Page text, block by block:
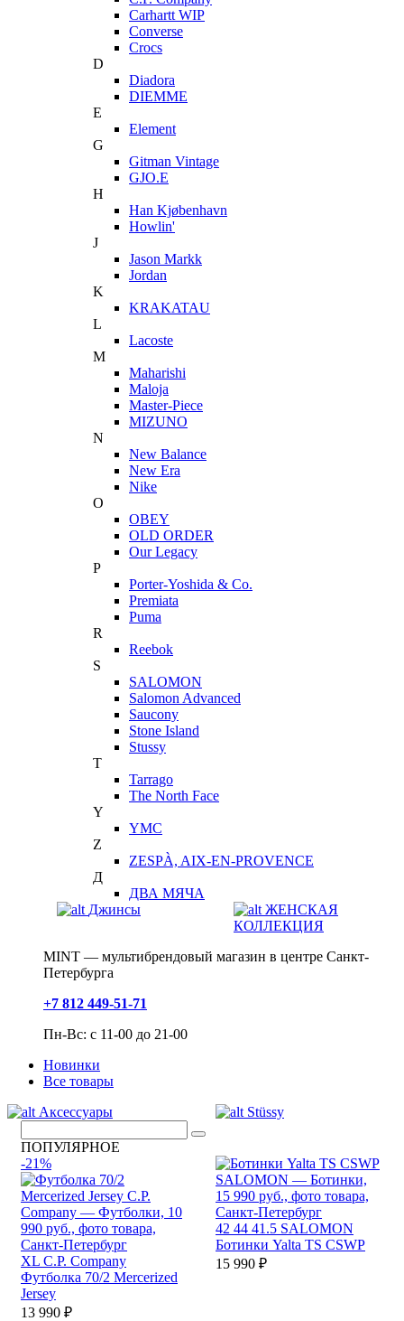
Carhartt WIP
Converse
Crocs
D
Diadora
DIEMME
E
Element
G
Gitman Vintage
GJO.E
H
Han Kjøbenhavn
Howlin'
J
Jason Markk
Jordan
K
KRAKATAU
L
Lacoste
M
Maharishi
Maloja
Master-Piece
MIZUNO
N
New Balance
New Era
Nike
O
OBEY
OLD ORDER
Our Legacy
P
Porter-Yoshida & Co.
Premiata
Puma
R
Reebok
S
SALOMON
Salomon Advanced
Saucony
Stone Island
Stussy
T
Tarrago
The North Face
Y
YMC
Z
ZESPÀ, AIX-EN-PROVENCE
Д
ДВА МЯЧА
Джинсы
ЖЕНСКАЯ
КОЛЛЕКЦИЯ
MINT — мультибрендовый магазин в центре Санкт-
Петербурга
+7 812 449-51-71
Пн-Вс: с 11-00 до 21-00
Новинки
Все товары
Аксессуары
Stüssy
ПОПУЛЯРНОЕ
-21%
XL C.P. Company
Футболка 70/2 Mercerized
Jersey
13 990 ₽
42 44 41.5 SALOMON
Ботинки Yalta TS CSWP
15 990 ₽